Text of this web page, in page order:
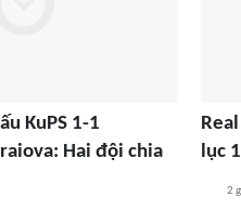
KuPS 1-1
Hai đội chia
lục
2